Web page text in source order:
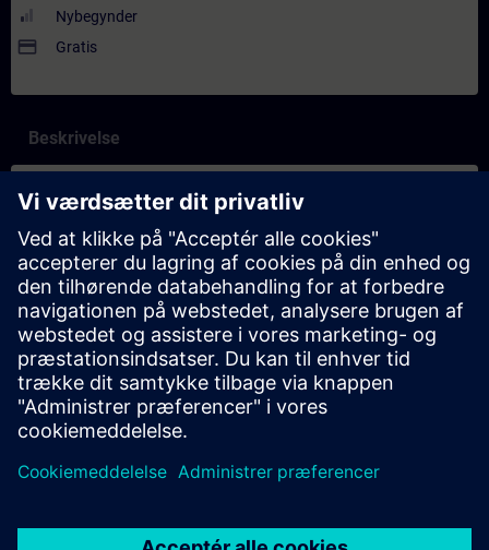
Nybegynder
payment Gratis
Beskrivelse
Indhold
SITRAIN-egenskaper och skillnader mellan inlärningsformaten